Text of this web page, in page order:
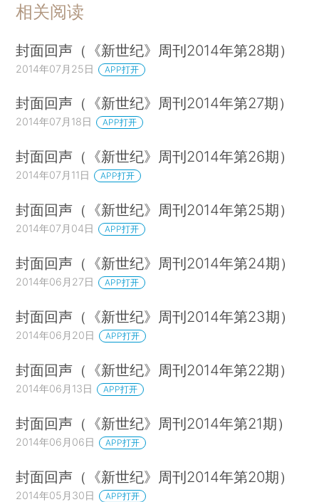
相关阅读
封面回声（《新世纪》周刊2014年第28期）
2014年07月25日 APP打开
封面回声（《新世纪》周刊2014年第27期）
2014年07月18日 APP打开
封面回声（《新世纪》周刊2014年第26期）
2014年07月11日 APP打开
封面回声（《新世纪》周刊2014年第25期）
2014年07月04日 APP打开
封面回声（《新世纪》周刊2014年第24期）
2014年06月27日 APP打开
封面回声（《新世纪》周刊2014年第23期）
2014年06月20日 APP打开
封面回声（《新世纪》周刊2014年第22期）
2014年06月13日 APP打开
封面回声（《新世纪》周刊2014年第21期）
2014年06月06日 APP打开
封面回声（《新世纪》周刊2014年第20期）
2014年05月30日 APP打开